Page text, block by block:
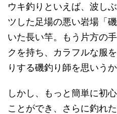
ウキ釣りといえば、波し
ツした足場の悪い岩場「
いた長い竿。もう片方の
クを持ち、カラフルな服
りする磯釣り師を思いう
しかし、もっと簡単に初
ことができ、さらに釣れ